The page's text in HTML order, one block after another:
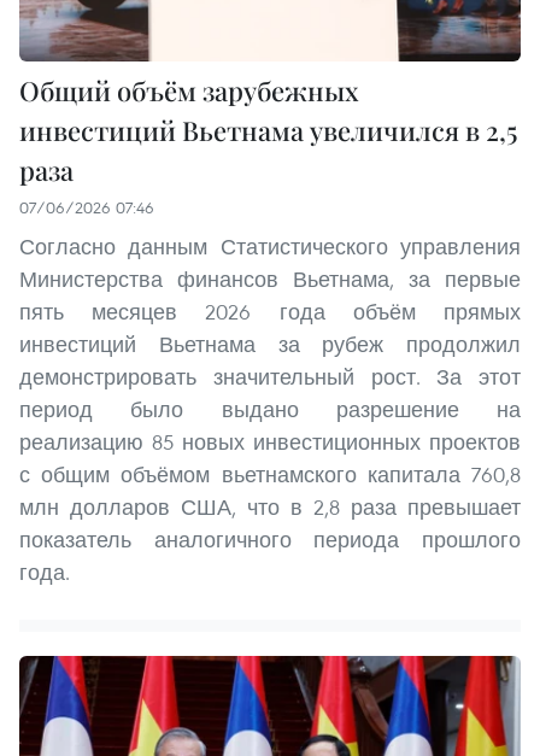
Общий объём зарубежных
инвестиций Вьетнама увеличился в 2,5
раза
07/06/2026 07:46
Согласно данным Статистического управления
Министерства финансов Вьетнама, за первые
пять месяцев 2026 года объём прямых
инвестиций Вьетнама за рубеж продолжил
демонстрировать значительный рост. За этот
период было выдано разрешение на
реализацию 85 новых инвестиционных проектов
с общим объёмом вьетнамского капитала 760,8
млн долларов США, что в 2,8 раза превышает
показатель аналогичного периода прошлого
года.